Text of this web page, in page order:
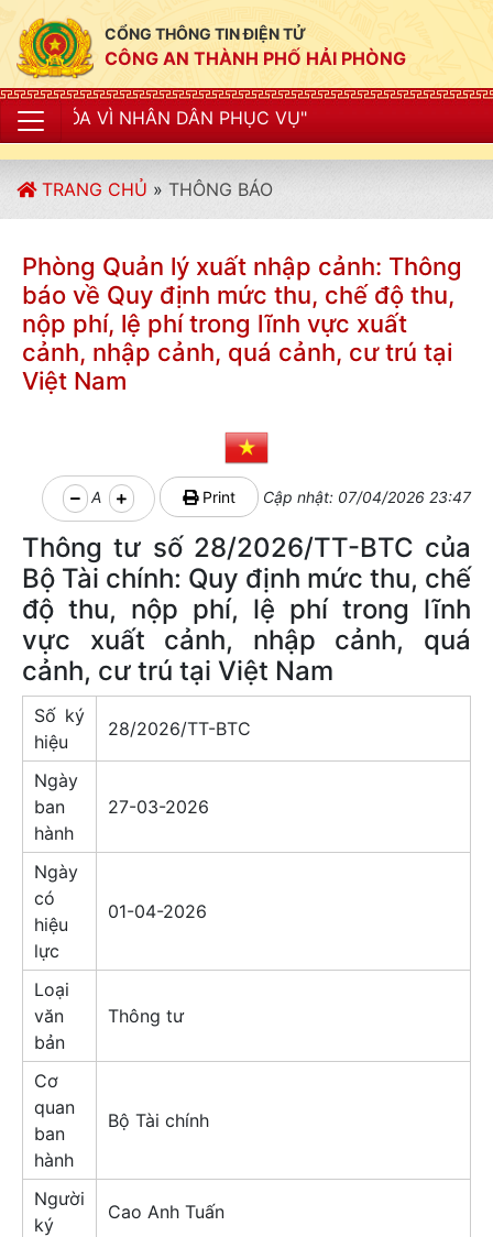
CỔNG THÔNG TIN ĐIỆN TỬ
CÔNG AN THÀNH PHỐ HẢI PHÒNG
DÂN PHỤC VỤ"
TRANG CHỦ » THÔNG BÁO
Phòng Quản lý xuất nhập cảnh: Thông
báo về Quy định mức thu, chế độ thu,
nộp phí, lệ phí trong lĩnh vực xuất
cảnh, nhập cảnh, quá cảnh, cư trú tại
Việt Nam
A Print Cập nhật: 07/04/2026 23:47
Thông tư số 28/2026/TT-BTC của
Bộ Tài chính: Quy định mức thu, chế
độ thu, nộp phí, lệ phí trong lĩnh
vực xuất cảnh, nhập cảnh, quá
cảnh, cư trú tại Việt Nam
Số ký
hiệu
28/2026/TT-BTC
Ngày
ban
hành
27-03-2026
Ngày
có
hiệu
lực
01-04-2026
Loại
văn
bản
Thông tư
Cơ
quan
ban
hành
Bộ Tài chính
Người
ký
Cao Anh Tuấn